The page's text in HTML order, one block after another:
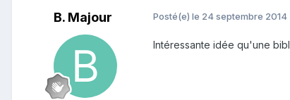
B. Majour Posté(e) le 24 septembre 2014
Intéressante idée qu'une